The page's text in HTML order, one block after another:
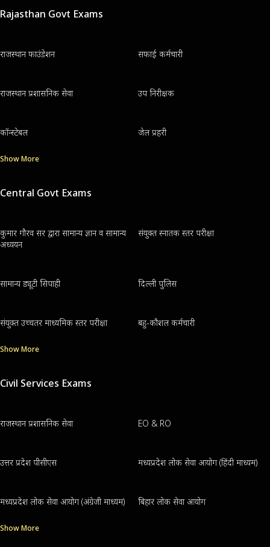
Rajasthan Govt Exams
राजस्थान फाउंडेशन सफाई कर्मचारी
राजस्थान प्रशासनिक सेवा उप निरीक्षक
कॉन्स्टेबल जेल प्रहरी
Show More
Central Govt Exams
कुमार गौरव सर द्वारा सामान्य ज्ञान व सामान्य
अध्ययन
संयुक्त स्नातक स्तर परीक्षा
सामान्य ड्यूटी सिपाही दिल्ली पुलिस
संयुक्त उच्चतर माध्यमिक स्तर परीक्षा बहु-कौशल कर्मचारी
Show More
Civil Services Exams
राजस्थान प्रशासनिक सेवा EO & RO
उत्तर प्रदेश पीसीएस मध्यप्रदेश लोक सेवा आयोग (हिंदी माध्यम)
मध्यप्रदेश लोक सेवा आयोग (अंग्रेजी माध्यम) बिहार लोक सेवा आयोग
Show More